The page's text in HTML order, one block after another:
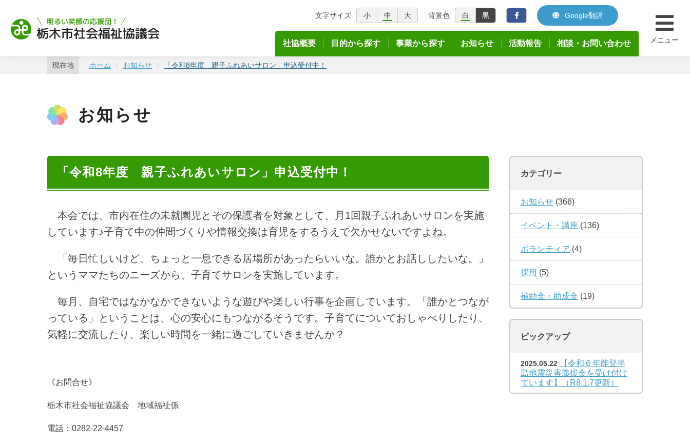
文字サイズ 小 中 大 背景色 白 黒 Google翻訳
社協概要 目的から探す 事業から探す お知らせ 活動報告 相談・お問い合わせ メニュー
現在地 ホーム お知らせ 「令和8年度 親子ふれあいサロン」申込受付中！
お知らせ
「令和8年度 親子ふれあいサロン」申込受付中！
本会では、市内在住の未就園児とその保護者を対象として、月1回親子ふれあいサロンを実施
しています♪子育て中の仲間づくりや情報交換は育児をするうえで欠かせないですよね。
「毎日忙しいけど、ちょっと一息できる居場所があったらいいな。誰かとお話ししたいな。」
というママたちのニーズから、子育てサロンを実施しています。
毎月、自宅ではなかなかできないような遊びや楽しい行事を企画しています。「誰かとつなが
っている」ということは、心の安心にもつながるそうです。子育てについておしゃべりしたり、
気軽に交流したり、楽しい時間を一緒に過ごしていきませんか？
《お問合せ》
栃木市社会福祉協議会 地域福祉係
電話：0282-22-4457
カテゴリー
お知らせ (366)
イベント・講座 (136)
ボランティア (4)
採用 (5)
補助金・助成金 (19)
ピックアップ
2025.05.22
【令和６年能登半
島地震災害義援金を受け付け
ています】（R8.1.7更新）